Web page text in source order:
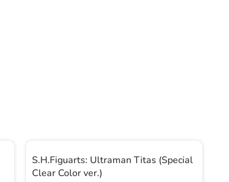
S.H.Figuarts: Ultraman Titas (Special
Clear Color ver.)